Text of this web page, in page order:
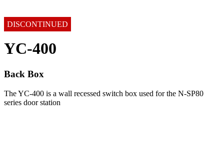
DISCONTINUED
YC-400
Back Box
The YC-400 is a wall recessed switch box used for the N-SP80
series door station